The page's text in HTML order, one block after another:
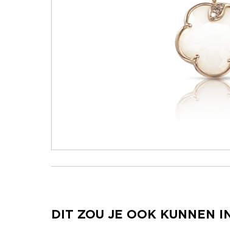
DIT ZOU JE OOK KUNNEN